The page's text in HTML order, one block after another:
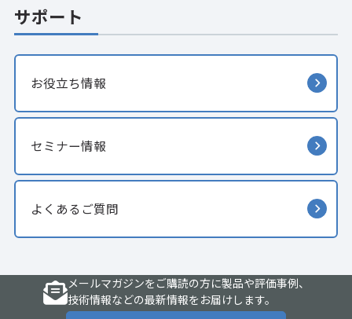
サポート
お役立ち情報
セミナー情報
よくあるご質問
メールマガジンをご購読の方に製品や評価事例、
技術情報などの最新情報をお届けします。